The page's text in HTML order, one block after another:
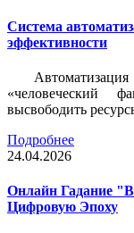
Система
эффективности
«человеческий
высвободить
Подробнее
24.04.2026
Онлайн Гадание
Цифровую Эпоху